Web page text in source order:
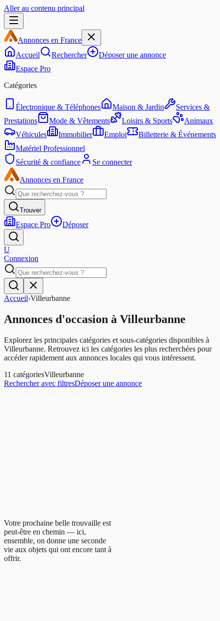
Aller au contenu principal
Annonces en France
Accueil
Rechercher
Déposer une annonce
Espace Pro
Catégories
Électronique & Téléphones Maison & Jardin
Services &
Prestations
Mode & Vêtements Loisirs & Sports
Animaux
Véhicules
Immobilier Emploi
Billetterie & Événements
Matériel Professionnel
Sécurité & confiance
Se connecter
Annonces en France
Trouver
Espace Pro Déposer
U
Connexion
Accueil›Villeurbanne
Annonces d'occasion à Villeurbanne
Explorez les principales catégories et sous-catégories disponibles à
Villeurbanne. Retrouvez ici les catégories les plus recherchées pour
accéder rapidement aux annonces locales qui vous intéressent.
11 catégoriesVilleurbanne
Rechercher avec filtresDéposer une annonce
Votre prochaine belle trouvaille est
peut-être en chemin — ici,
ensemble, on donne une seconde
vie aux objets qui ont encore tant à
offrir.